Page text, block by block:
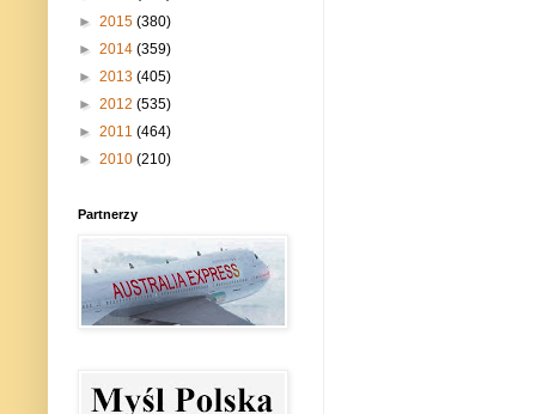
► 2015 (380)
► 2014 (359)
► 2013 (405)
► 2012 (535)
► 2011 (464)
► 2010 (210)
Partnerzy